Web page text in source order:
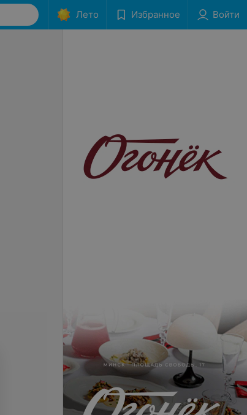
Лето Избранное Войти